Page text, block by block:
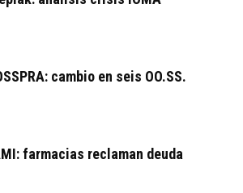
cambio en seis OO.SS.
farmacias reclaman deuda